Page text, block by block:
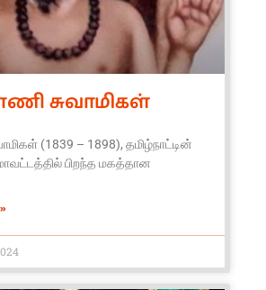
சுவாமிகள்
(1839 – 1898), தமிழ்நாட்டின்
பிறந்த மகத்தான